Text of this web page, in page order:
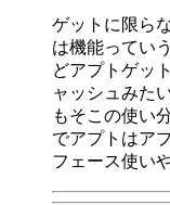
ゲットに限ら
は機能ってい
どアプトゲッ
ャッシュみた
もそこの使い
でアプトはア
フェース使い